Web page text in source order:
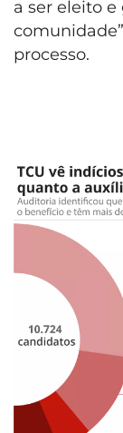
a ser eleito
processo.